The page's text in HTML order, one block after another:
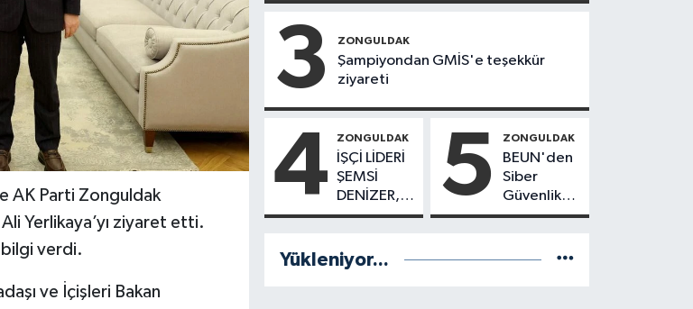
AK Parti Zonguldak
Yerlikaya’yı ziyaret etti.
bilgi verdi.
ve İçişleri Bakan
3 ZONGULDAK
Şampiyondan GMİS'e teşekkür
ziyareti
4 ZONGULDAK
İŞÇİ LİDERİ
ŞEMSİ
DENİZER,
KABRİ
ANILDI
5 ZONGULDAK
BEUN'den
Siber
Güvenlik
Hamlesi
Yükleniyor...